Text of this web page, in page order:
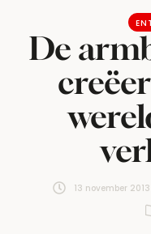
De
13 november 2013